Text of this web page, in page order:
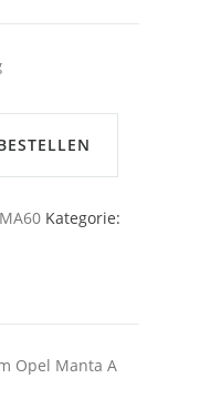
Kategorie:
Opel Manta A